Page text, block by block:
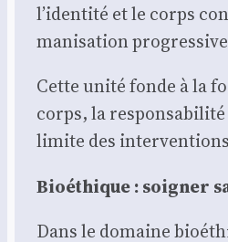
l’identité et le corps
ma­ni­sa­tion
Cette uni­té fonde à la
corps, la
limite des
Bioé­thique : soi­gner
Dans le domaine